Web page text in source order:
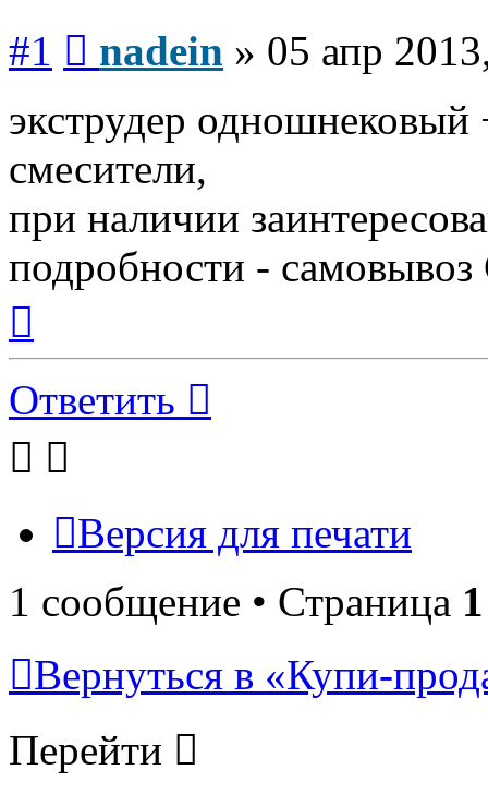
#1 nadein » 05 апр
экструдер
смесители,
при наличии
подробности - самовывоз
началу
Ответить
Версия для печати
1 сообщение • Страница 1
Вернуться в «Купи-
Перейти